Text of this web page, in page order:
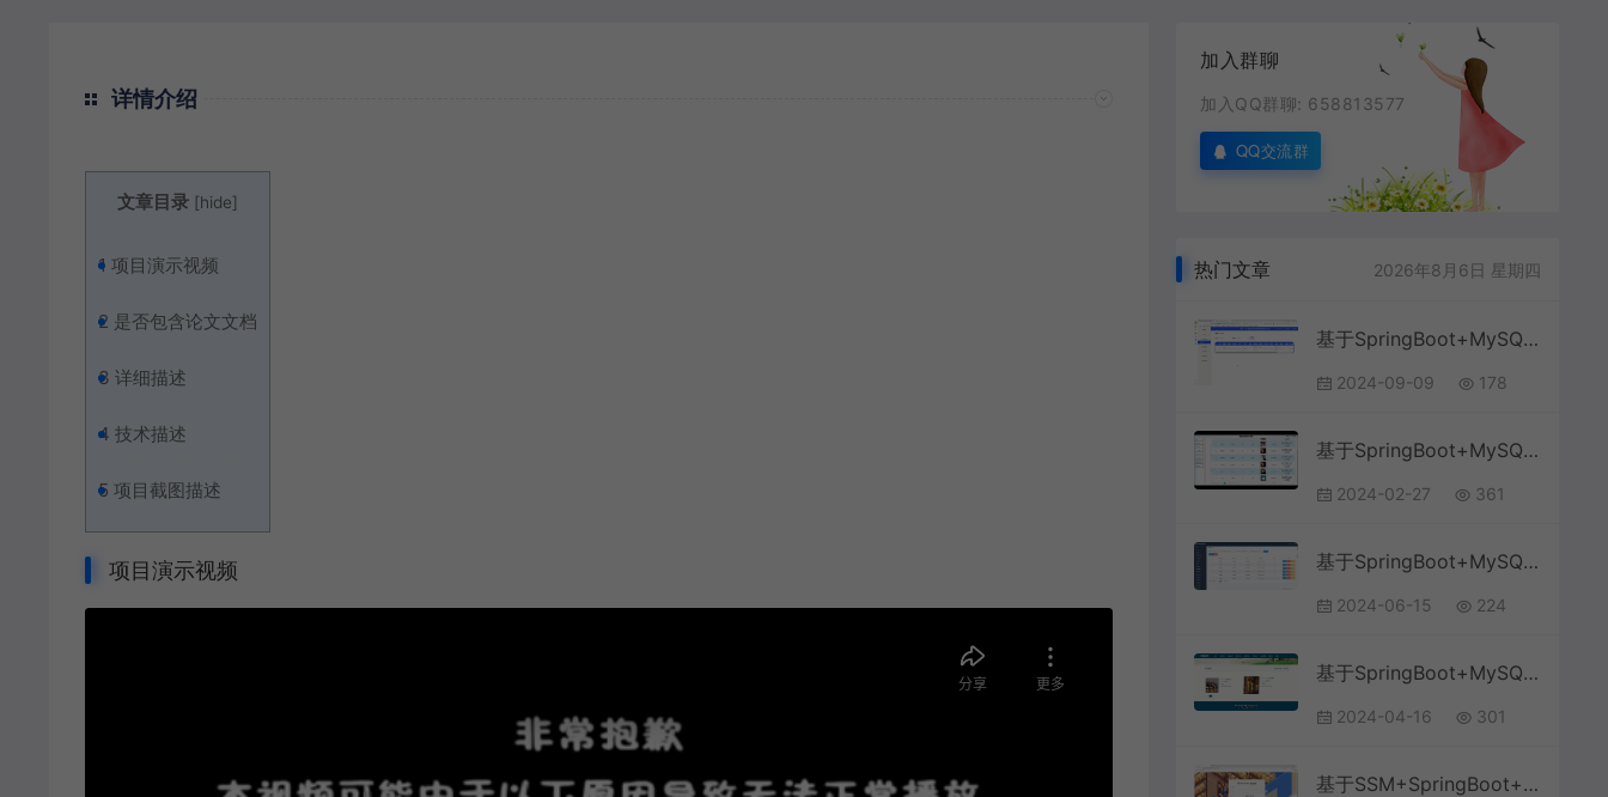
详情介绍
文章目录 [hide]
1 项目演示视频
2 是否包含论文文档
3 详细描述
4 技术描述
5 项目截图描述
项目演示视频
加入群聊
加入QQ群聊: 658813577
QQ交流群
热门文章 2026年8月6日 星期四
基于SpringBoot+MySQL+Vue.js的医院门诊信息管理系统(附论文)
2024-09-09 178
基于SpringBoot+MySQL+微信小程序的新冠疫苗预约小程序(附论文)
2024-02-27 361
基于SpringBoot+MySQL+Vue.js的电脑公司财务系统(附论文)
2024-06-15 224
基于SpringBoot+MySQL+Vue.js的订餐系统(附论文)
2024-04-16 301
基于SSM+SpringBoot+MySQL+Vue的邮政快递物流系统(附文档)